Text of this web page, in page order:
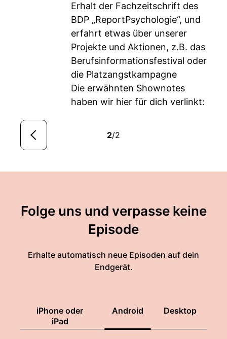
Erhalt der Fachzeitschrift des
BDP „ReportPsychologie“, und
erfahrt etwas über unserer
Projekte und Aktionen, z.B. das
Berufsinformationsfestival oder
die Platzangstkampagne
Die erwähnten Shownotes
haben wir hier für dich verlinkt:
2/2
Folge uns und verpasse keine
Episode
Erhalte automatisch neue Episoden auf dein
Endgerät.
iPhone oder
iPad
Android Desktop